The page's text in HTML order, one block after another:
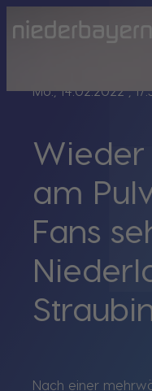
Mo., 14.02.2022,
Wieder
am
Fans
Nach einer